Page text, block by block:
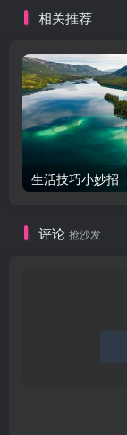
相关推荐
生活技巧小妙招
评论 抢沙发